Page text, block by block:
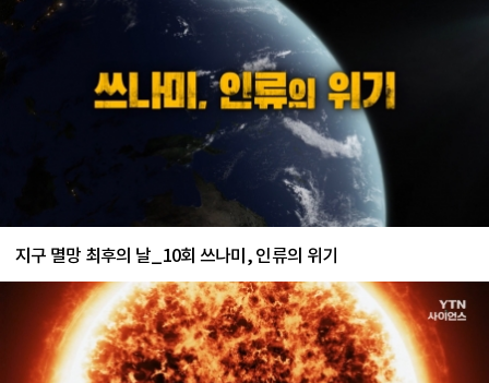
지구 멸망 최후의 날_10회 쓰나미, 인류의 위기